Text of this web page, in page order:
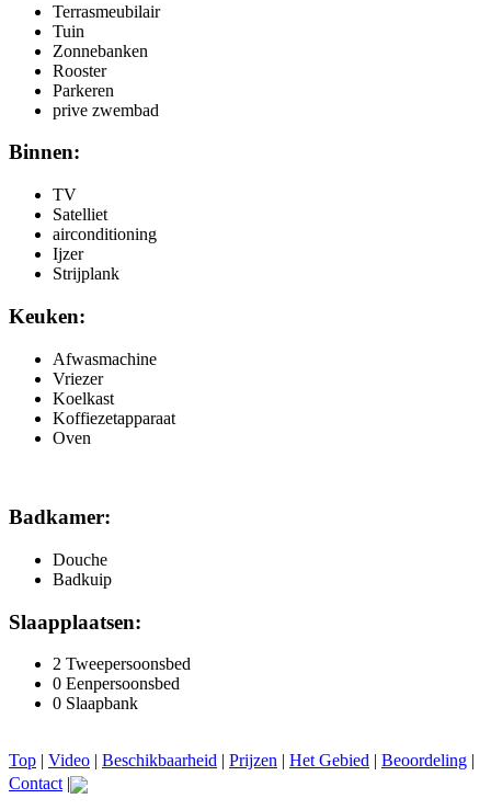
Terrasmeubilair
Tuin
Zonnebanken
Rooster
Parkeren
prive zwembad
Binnen:
TV
Satelliet
airconditioning
Ijzer
Strijplank
Keuken:
Afwasmachine
Vriezer
Koelkast
Koffiezetapparaat
Oven
Badkamer:
Douche
Badkuip
Slaapplaatsen:
2 Tweepersoonsbed
0 Eenpersoonsbed
0 Slaapbank
Top | Video | Beschikbaarheid | Prijzen | Het Gebied | Beoordeling |
Contact|